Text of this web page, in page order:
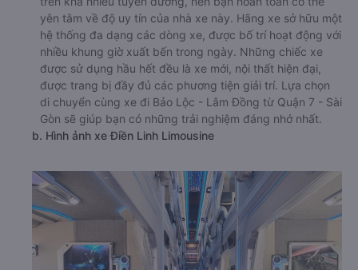
yên tâm về độ uy tín của nhà xe này. Hãng xe sở hữu một
hệ thống đa dạng các dòng xe, được bố trí hoạt động với
nhiều khung giờ xuất bến trong ngày. Những chiếc xe
được sử dụng hầu hết đều là xe mới, nội thất hiện đại,
được trang bị đầy đủ các phương tiện giải trí. Lựa chọn
di chuyển cùng xe đi Bảo Lộc - Lâm Đồng từ Quận 7 - Sài
Gòn sẽ giúp bạn có những trải nghiệm đáng nhớ nhất.
b. Hình ảnh xe Điền Linh Limousine